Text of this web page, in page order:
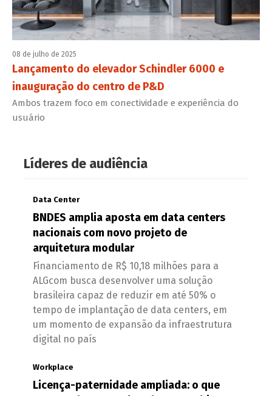
08 de julho de 2025
Lançamento do elevador Schindler 6000 e
inauguração do centro de P&D
Ambos trazem foco em conectividade e experiência do
usuário
Líderes de audiência
Data Center
BNDES amplia aposta em data centers
nacionais com novo projeto de
arquitetura modular
Financiamento de R$ 10,18 milhões para a
ALGcom busca desenvolver uma solução
brasileira capaz de reduzir em até 50% o
tempo de implantação de data centers, em
um momento de expansão da infraestrutura
digital no país
Workplace
Licença-paternidade ampliada: o que